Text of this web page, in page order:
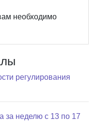
необходимо
регулирования
за неделю с 13 по 17